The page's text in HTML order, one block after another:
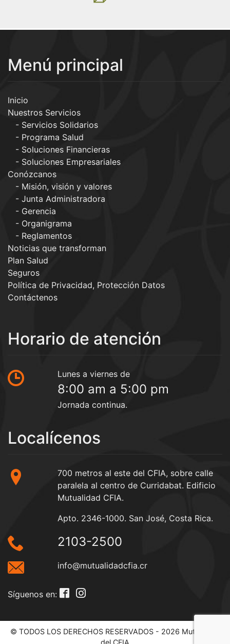
Menú principal
Inicio
Nuestros Servicios
Servicios Solidarios
Programa Salud
Soluciones Financieras
Soluciones Empresariales
Conózcanos
Misión, visión y valores
Junta Administradora
Gerencia
Organigrama
Reglamentos
Noticias que transforman
Plan Salud
Seguros
Política de Privacidad, Protección Datos
Contáctenos
Horario de atención
Lunes a viernes de
8:00 am a 5:00 pm
Jornada continua.
Localícenos
700 metros al este del CFIA, sobre calle
paralela al centro de Curridabat. Edificio
Mutualidad CFIA.
Apto. 2346-1000. San José, Costa Rica.
2103-2500
info@mutualidadcfia.cr
Síguenos en:
© TODOS LOS DERECHOS RESERVADOS - 2026 Mutualidad
del CFIA